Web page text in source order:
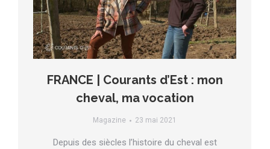
FRANCE | Courants d’Est : mon
cheval, ma vocation
Magazine 23 mai 2021
Depuis des siècles l’histoire du cheval est